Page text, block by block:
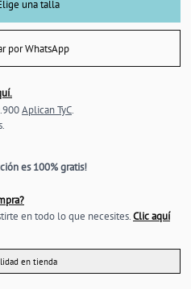
una talla
por WhatsApp
Aplican TyC.
es 100% gratis!
en todo lo que necesites.Clic aquí
en tienda